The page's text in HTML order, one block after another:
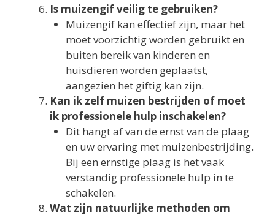
Is muizengif veilig te gebruiken?
Muizengif kan effectief zijn, maar het
moet voorzichtig worden gebruikt en
buiten bereik van kinderen en
huisdieren worden geplaatst,
aangezien het giftig kan zijn.
Kan ik zelf muizen bestrijden of moet
ik professionele hulp inschakelen?
Dit hangt af van de ernst van de plaag
en uw ervaring met muizenbestrijding.
Bij een ernstige plaag is het vaak
verstandig professionele hulp in te
schakelen.
Wat zijn natuurlijke methoden om